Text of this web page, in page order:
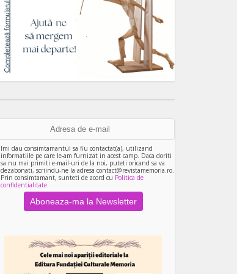
Imi dau consimtamantul sa fiu contactat(a), utilizand
informatiile pe care le-am furnizat in acest camp. Daca doriti
sa nu mai primiti e-mail-uri de la noi, puteti oricand sa va
dezabonati, scriindu-ne la adresa contact@revistamemoria.ro.
Prin consimtamant, sunteti de acord cu Politica de
confidentialitate.